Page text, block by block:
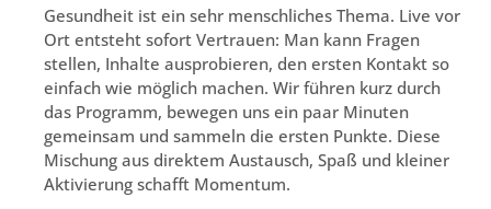
Gesundheit ist ein sehr menschliches Thema. Live vor
Ort entsteht sofort Vertrauen: Man kann Fragen
stellen, Inhalte ausprobieren, den ersten Kontakt so
einfach wie möglich machen. Wir führen kurz durch
das Programm, bewegen uns ein paar Minuten
gemeinsam und sammeln die ersten Punkte. Diese
Mischung aus direktem Austausch, Spaß und kleiner
Aktivierung schafft Momentum.